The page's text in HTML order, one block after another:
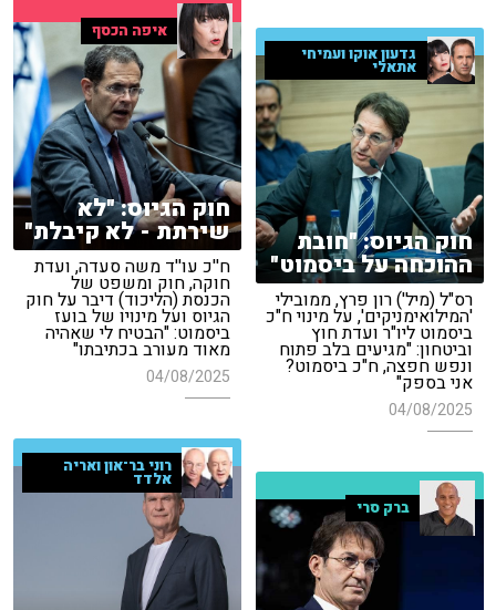
איפה הכסף
חוק הגיוס: "לא
שירתת - לא קיבלת"
ח''כ עו''ד משה סעדה, ועדת
חוקה, חוק ומשפט של
הכנסת (הליכוד) דיבר על חוק
הגיוס ועל מינויו של בועז
ביסמוט: "הבטיח לי שאהיה
מאוד מעורב בכתיבתו"
04/08/2025
גדעון אוקו ועמיחי
אתאלי
חוק הגיוס: "חובת
ההוכחה על ביסמוט"
רס"ל (מיל') רון פרץ, ממובילי
'המילואימניקים', על מינוי ח"כ
ביסמוט ליו"ר ועדת חוץ
וביטחון: "מגיעים בלב פתוח
ונפש חפצה, ח"כ ביסמוט?
אני בספק"
04/08/2025
רוני בר־און ואריה
אלדד
ברק סרי